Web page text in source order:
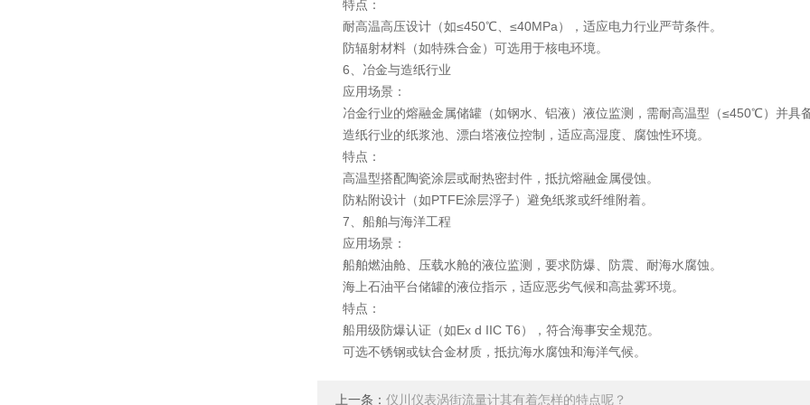
特点：
耐高温高压设计（如≤450℃、≤40MPa），适应电力行业严苛条件。
防辐射材料（如特殊合金）可选用于核电环境。
6、冶金与造纸行业
应用场景：
冶金行业的熔融金属储罐（如钢水、铝液）液位监测，需耐高温型（≤450℃）并具备
造纸行业的纸浆池、漂白塔液位控制，适应高湿度、腐蚀性环境。
特点：
高温型搭配陶瓷涂层或耐热密封件，抵抗熔融金属侵蚀。
防粘附设计（如PTFE涂层浮子）避免纸浆或纤维附着。
7、船舶与海洋工程
应用场景：
船舶燃油舱、压载水舱的液位监测，要求防爆、防震、耐海水腐蚀。
海上石油平台储罐的液位指示，适应恶劣气候和高盐雾环境。
特点：
船用级防爆认证（如Ex d IIC T6），符合海事安全规范。
可选不锈钢或钛合金材质，抵抗海水腐蚀和海洋气候。
上一条：仪川仪表涡街流量计其有着怎样的特点呢？